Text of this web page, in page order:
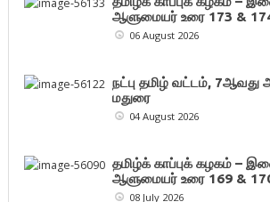
ஆளுமையர் உரை 173 &
06 August 2026
நட்பு தமிழ் வட்டம், 7ஆவது
மதுரை
04 August 2026
தமிழ்க் காப்புக் கழகம் –
ஆளுமையர் உரை 169 &
08 July 2026